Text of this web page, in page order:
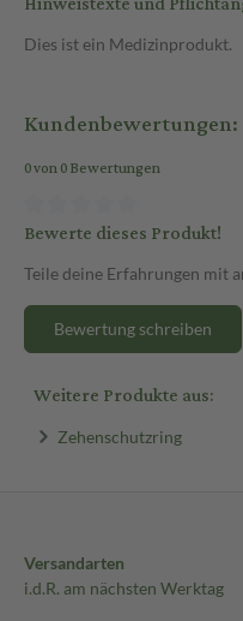
Dies ist ein Medizinprodukt.
Kundenbewertungen:
0 von 0 Bewertungen
Bewerte dieses Produkt!
Teile deine Erfahrungen mit
Bewertung schreiben
Weitere Produkte aus:
Zehenschutzring
Versandarten
i.d.R. am nächsten Werktag